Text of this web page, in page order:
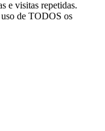
e visitas repetidas.
de TODOS os